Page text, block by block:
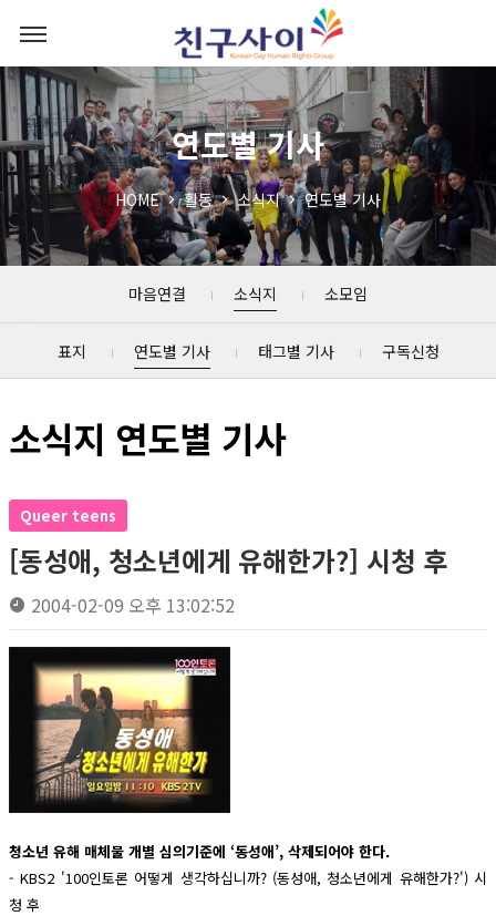
연도별 기사
HOME 활동 소식지 연도별 기사
마음연결 소식지 소모임
표지 연도별 기사 태그별 기사 구독신청
소식지 연도별 기사
Queer teens
[동성애, 청소년에게 유해한가?] 시청 후
2004-02-09 오후 13:02:52
청소년 유해 매체물 개별 심의기준에 ‘동성애’, 삭제되어야 한다.
- KBS2 '100인토론 어떻게 생각하십니까? (동성애, 청소년에게 유해한가?') 시
청 후